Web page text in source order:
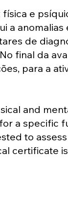
e
a
de
final da
para a
and
a specific
to
certificate